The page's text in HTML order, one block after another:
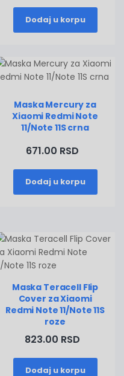
Dodaj u korpu
Maska Mercury za
Xiaomi Redmi Note
11/Note 11S crna
671.00 RSD
Dodaj u korpu
Maska Teracell Flip
Cover za Xiaomi
Redmi Note 11/Note 11S
roze
823.00 RSD
Dodaj u korpu